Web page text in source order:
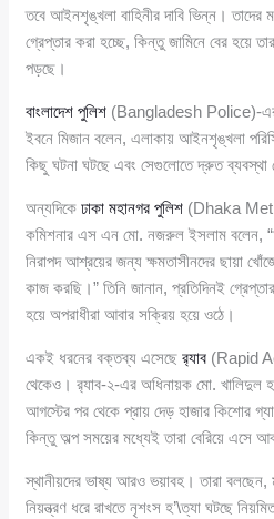
তবে আইনশৃঙ্খলা বাহিনীর দাবি ভিন্ন।
গ্রেপ্তার করা হচ্ছে, কিন্তু জামিনে বের হয়ে
পড়ছে।
বাংলাদেশ পুলিশ (Bangladesh Police)-এর
ইবনে মিজান বলেন, এলাকায় আইনশৃঙ্খলা
কিছু ঘটনা ঘটছে এবং সেগুলোতে দ্রুত ব্যবস্থা
অন্যদিকেঢাকা মহানগর পুলিশ (Dhaka
কমিশনার এস এন মো. নজরুল ইসলাম বলেন,
নিরাপদ আশ্রয়ের জন্য ক্ষমতাসীনদের ছায়া
কাজ করছি।” তিনি জানান, প্রতিদিনই
হয়ে অপরাধীরা আবার সক্রিয় হয়ে ওঠে।
একই ধরনের বক্তব্য এসেছের‍্যাব (Rapid
থেকেও। র‍্যাব-২-এর অধিনায়ক মো. খালিদুল
আগস্টের পর থেকে প্রায় দেড় হাজার কিশোর
কিন্তু অল্প সময়ের মধ্যেই তারা বেরিয়ে এসে
স্থানীয়দের ভাষ্য আরও ভয়াবহ। তারা বলছেন,
নিয়ন্ত্রণ ধরে রাখতে নৃশংস হ’\ত্যা ঘটছে